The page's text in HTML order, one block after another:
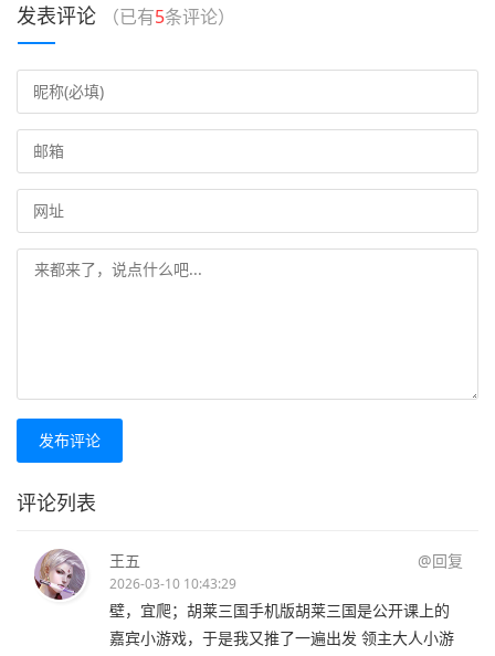
发表评论 （已有5条评论）
发布评论
评论列表
王五 @回复
2026-03-10 10:43:29
壁，宜爬；胡莱三国手机版胡莱三国是公开课上的
嘉宾小游戏，于是我又推了一遍出发 领主大人小游